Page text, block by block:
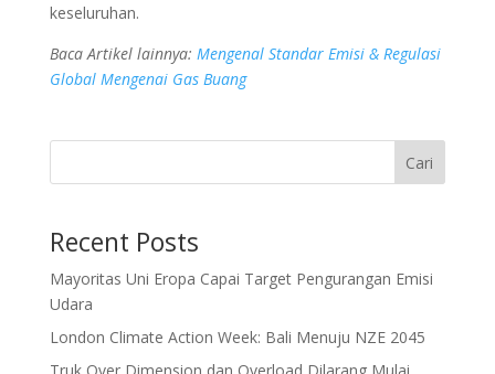
keseluruhan.
Baca Artikel lainnya: Mengenal Standar Emisi & Regulasi
Global Mengenai Gas Buang
Cari
Recent Posts
Mayoritas Uni Eropa Capai Target Pengurangan Emisi
Udara
London Climate Action Week: Bali Menuju NZE 2045